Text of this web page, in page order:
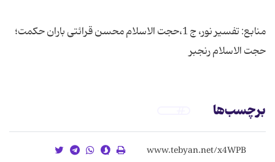
منابع: تفسیر نور، ج 1،حجت الاسلام محسن قرائتی باران حکمت؛
حجت الاسلام رنجبر
برچسب‌ها